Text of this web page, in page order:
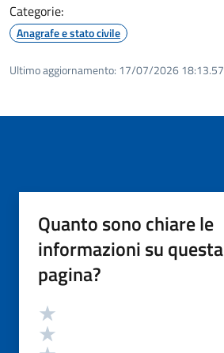
Categorie:
Anagrafe e stato civile
Ultimo aggiornamento: 17/07/2026 18:13.57
Quanto sono chiare le
informazioni su questa
pagina?
Valutazione